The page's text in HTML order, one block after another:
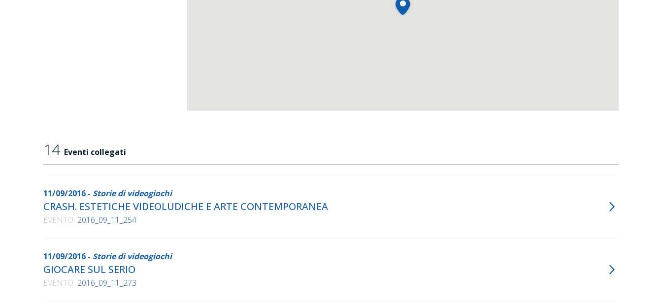
14 Eventi collegati
11/09/2016 - Storie di videogiochi
CRASH. ESTETICHE VIDEOLUDICHE E ARTE CONTEMPORANEA
EVENTO 2016_09_11_254
11/09/2016 - Storie di videogiochi
GIOCARE SUL SERIO
EVENTO 2016_09_11_273